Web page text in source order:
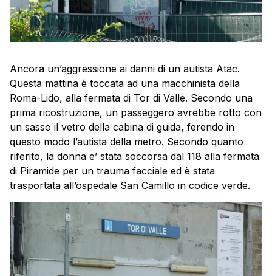
Ancora un’aggressione ai danni di un autista Atac.
Questa mattina è toccata ad una macchinista della
Roma-Lido, alla fermata di Tor di Valle. Secondo una
prima ricostruzione, un passeggero avrebbe rotto con
un sasso il vetro della cabina di guida, ferendo in
questo modo l’autista della metro. Secondo quanto
riferito, la donna e’ stata soccorsa dal 118 alla fermata
di Piramide per un trauma facciale ed è stata
trasportata all’ospedale San Camillo in codice verde.